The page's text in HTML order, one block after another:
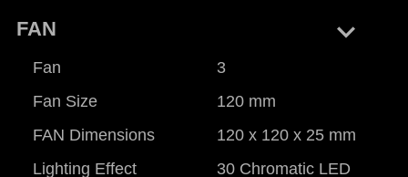
FAN keyboard_arrow_right
Fan
3
Fan Size
120 mm
FAN Dimensions
120 x 120 x 25 mm
Lighting Effect
30 Chromatic LED